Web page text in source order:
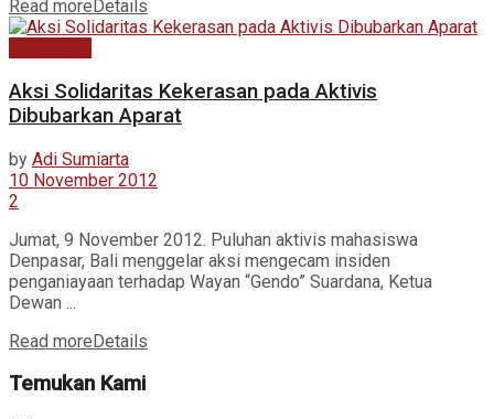
Read more Details
Aksi Solidaritas Kekerasan pada Aktivis
Dibubarkan Aparat
by Adi Sumiarta
10 November 2012
2
Jumat, 9 November 2012. Puluhan aktivis mahasiswa
Denpasar, Bali menggelar aksi mengecam insiden
penganiayaan terhadap Wayan “Gendo” Suardana, Ketua
Dewan ...
Read moreDetails
Temukan Kami